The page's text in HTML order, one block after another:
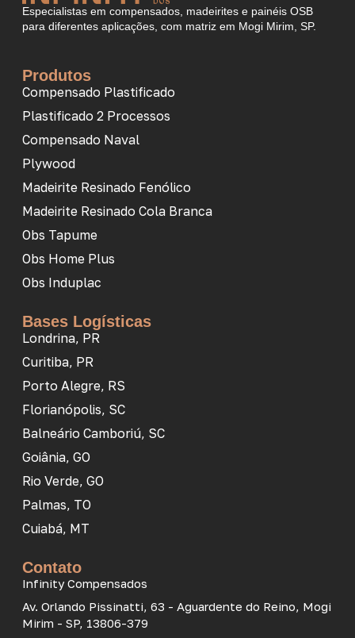
Especialistas em compensados, madeirites e painéis OSB
para diferentes aplicações, com matriz em Mogi Mirim, SP.
Produtos
Compensado Plastificado
Plastificado 2 Processos
Compensado Naval
Plywood
Madeirite Resinado Fenólico
Madeirite Resinado Cola Branca
Obs Tapume
Obs Home Plus
Obs Induplac
Bases Logísticas
Londrina, PR
Curitiba, PR
Porto Alegre, RS
Florianópolis, SC
Balneário Camboriú, SC
Goiânia, GO
Rio Verde, GO
Palmas, TO
Cuiabá, MT
Contato
Infinity Compensados
Av. Orlando Pissinatti, 63 - Aguardente do Reino, Mogi
Mirim - SP, 13806-379